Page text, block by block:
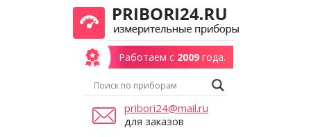
Работаем с 2009года.
pribori24@mail.ru
для заказов